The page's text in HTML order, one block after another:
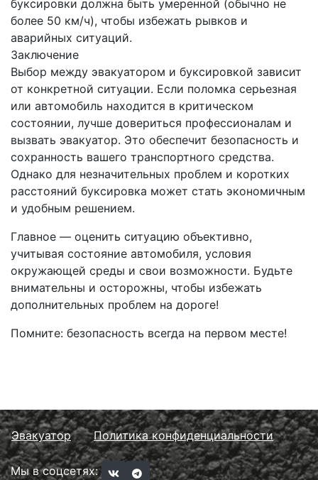
буксировки должна быть умеренной (обычно не
более 50 км/ч), чтобы избежать рывков и
аварийных ситуаций.
Заключение
Выбор между эвакуатором и буксировкой зависит
от конкретной ситуации. Если поломка серьезная
или автомобиль находится в критическом
состоянии, лучше довериться профессионалам и
вызвать эвакуатор. Это обеспечит безопасность и
сохранность вашего транспортного средства.
Однако для незначительных проблем и коротких
расстояний буксировка может стать экономичным
и удобным решением.
Главное — оценить ситуацию объективно,
учитывая состояние автомобиля, условия
окружающей среды и свои возможности. Будьте
внимательны и осторожны, чтобы избежать
дополнительных проблем на дороге!
Помните: безопасность всегда на первом месте!
Эвакуатор Политика конфиденциальности
Мы в соцсетях: